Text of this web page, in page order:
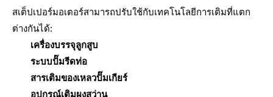
สเต็ปเปอร์มอเตอร์สามารถปรับใช้กับเทคโนโลยีการเติมที่แตก
ต่างกันได้:
เครื่องบรรจุลูกสูบ
ระบบปั๊มรีดท่อ
สารเติมของเหลวปั๊มเกียร์
อุปกรณ์เติมผงสว่าน